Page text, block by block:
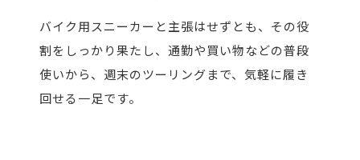
バイク用スニーカーと主張はせずとも、その役
割をしっかり果たし、通勤や買い物などの普段
使いから、週末のツーリングまで、気軽に履き
回せる一足です。